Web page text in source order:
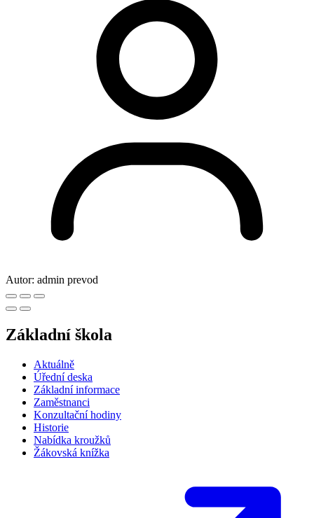
Autor: admin prevod
Základní škola
Aktuálně
Úřední deska
Základní informace
Zaměstnanci
Konzultační hodiny
Historie
Nabídka kroužků
Žákovská knížka